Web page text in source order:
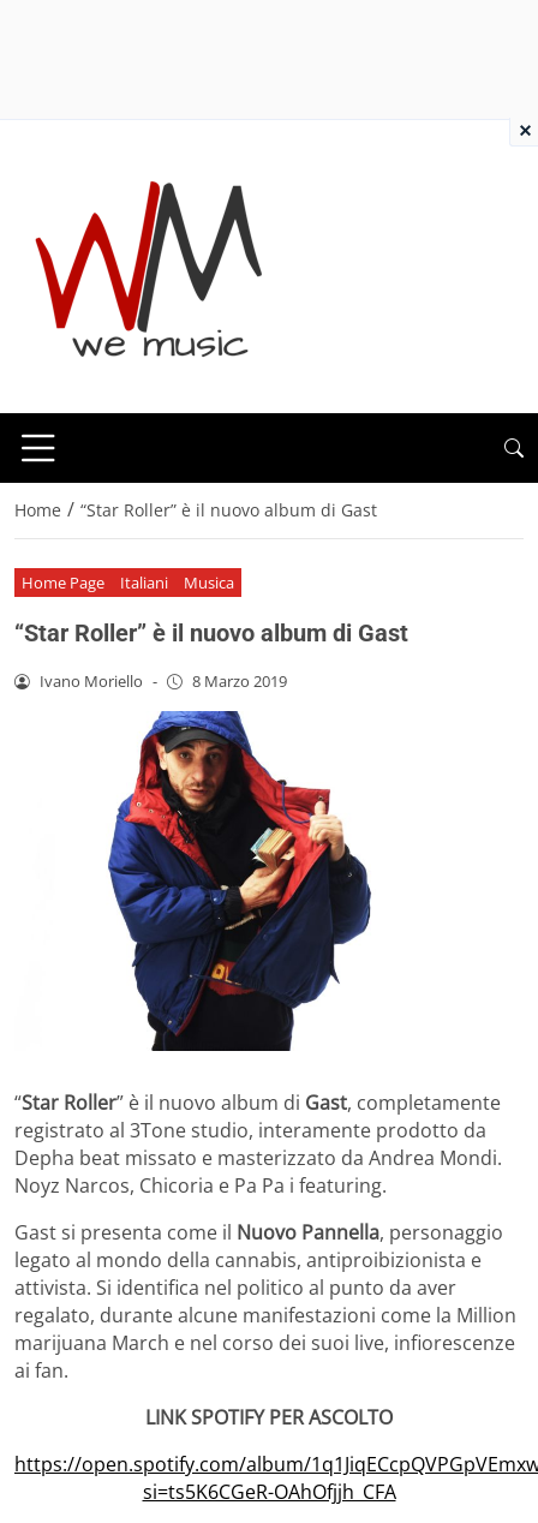
Home / “Star Roller” è il nuovo album di Gast
Home Page Italiani Musica
“Star Roller” è il nuovo album di Gast
Ivano Moriello - 8 Marzo 2019
“Star Roller” è il nuovo album di Gast, completamente
registrato al 3Tone studio, interamente prodotto da
Depha beat missato e masterizzato da Andrea Mondi.
Noyz Narcos, Chicoria e Pa Pa i featuring.
Gastsi presenta come il Nuovo Pannella, personaggio
legato al mondo della cannabis, antiproibizionista e
attivista. Si identifica nel politico al punto da aver
regalato, durante alcune manifestazioni come la Million
marijuana March e nel corso dei suoi live, infiorescenze
ai fan.
LINK SPOTIFY PER ASCOLTO
https://open.spotify.com/album/
si=ts5K6CGeR-OAhOfjjh_CFA
×